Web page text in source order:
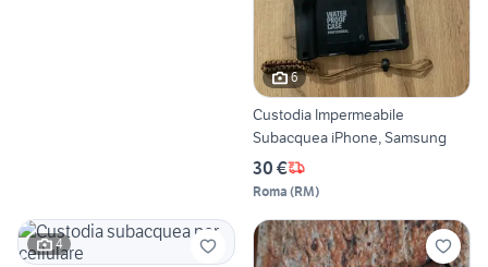
6
Custodia Impermeabile
Subacquea iPhone, Samsung
30 €
Roma (RM)
4